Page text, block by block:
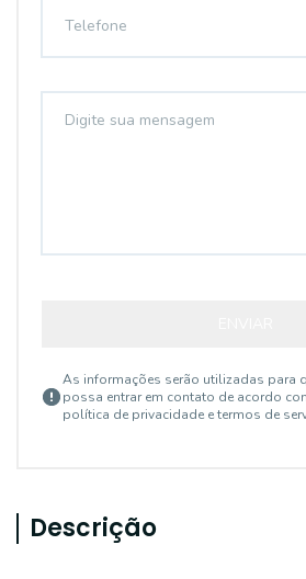
As informações serão utilizadas para
possa entrar em contato de acordo
política de privacidade e termos de
Descrição